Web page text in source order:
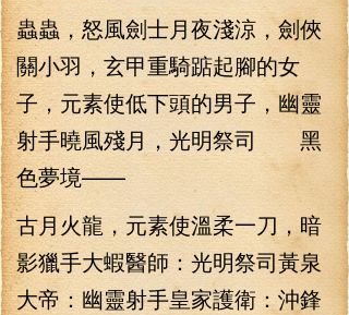
蟲蟲，怒風劍士月夜淺涼，劍俠
關小羽，玄甲重騎踮起腳的女
子，元素使低下頭的男子，幽靈
射手曉風殘月，光明祭司 黑
色夢境——
古月火龍，元素使溫柔一刀，暗
影獵手大蝦醫師：光明祭司黃泉
大帝：幽靈射手皇家護衛：沖鋒